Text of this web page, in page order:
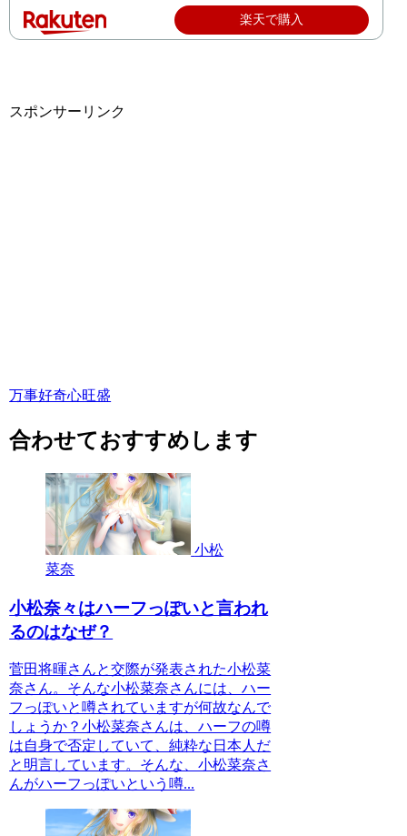
楽天で購入
スポンサーリンク
万事好奇心旺盛
合わせておすすめします
小松
菜奈
小松奈々はハーフっぽいと言われ
るのはなぜ？
菅田将暉さんと交際が発表された小松菜
奈さん。そんな小松菜奈さんには、ハー
フっぽいと噂されていますが何故なんで
しょうか？小松菜奈さんは、ハーフの噂
は自身で否定していて、純粋な日本人だ
と明言しています。そんな、小松菜奈さ
んがハーフっぽいという噂...